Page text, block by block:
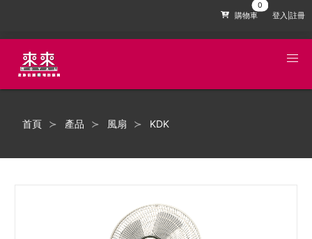
購物車 登入|註冊
首頁 產品 風扇 KDK